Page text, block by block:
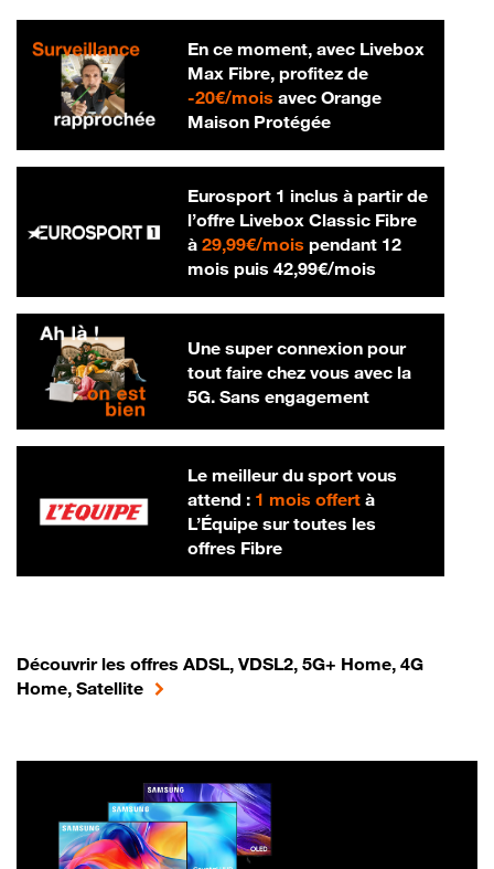
En ce moment, avec Livebox
Max Fibre, profitez de
-20€/mois20 € par mois
avec Orange
Maison Protégée
Eurosport 1 inclus à partir de
l’offre Livebox Classic Fibre
à 29,99€/mois29,99 € par mois
pendant 12
mois puis 42,99€/mois42,99 € par
Une super connexion pour
tout faire chez vous avec la
5G. Sans engagement
Le meilleur du sport vous
attend : 1 mois offertà
L’Équipe sur toutes les
offres Fibre
Découvrir les offres ADSL, VDSL2, 5G+ Home, 4G
Home, Satellite